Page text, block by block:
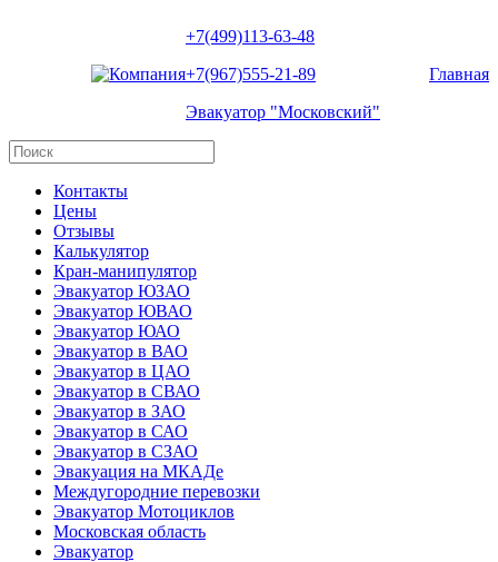
+7(499)113-63-48
+7(967)555-21-89
Эвакуатор "Московский"
Главная
Контакты
Цены
Отзывы
Калькулятор
Кран-манипулятор
Эвакуатор ЮЗАО
Эвакуатор ЮВАО
Эвакуатор ЮАО
Эвакуатор в ВАО
Эвакуатор в ЦАО
Эвакуатор в СВАО
Эвакуатор в ЗАО
Эвакуатор в САО
Эвакуатор в СЗАО
Эвакуация на МКАДе
Междугородние перевозки
Эвакуатор Мотоциклов
Московская область
Эвакуатор